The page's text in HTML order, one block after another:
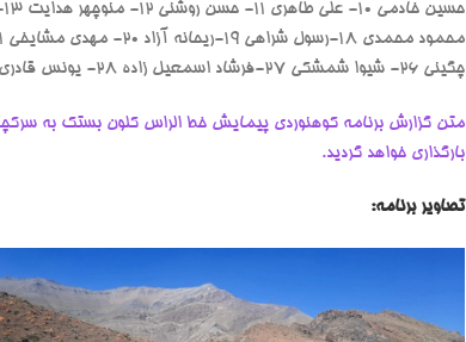
چگینی ۲۶- شیوا شمشکی ۲۷-فرشاد اسمعیل زاده ۲۸- یونس قادری نژاد
متن گزارش برنامه کوهنوردی پیمایش خط الراس کلون بستک به
بارگذاری خواهد گردید.
تصاویر برنامه: